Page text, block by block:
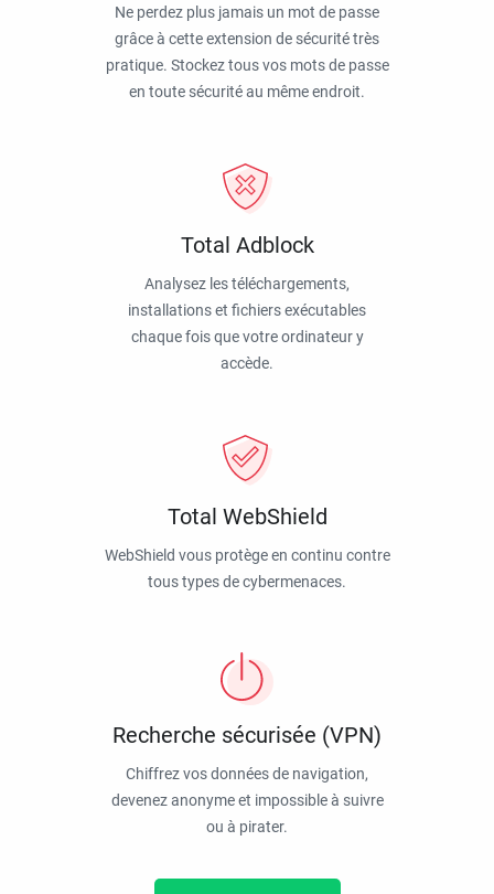
Ne perdez plus jamais un mot de passe
grâce à cette extension de sécurité très
pratique. Stockez tous vos mots de passe
en toute sécurité au même endroit.
Total Adblock
Analysez les téléchargements,
installations et fichiers exécutables
chaque fois que votre ordinateur y
accède.
Total WebShield
WebShield vous protège en continu contre
tous types de cybermenaces.
Recherche sécurisée (VPN)
Chiffrez vos données de navigation,
devenez anonyme et impossible à suivre
ou à pirater.